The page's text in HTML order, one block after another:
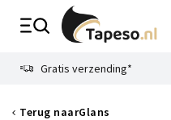
Gratis verzending*
Terug naarGlans